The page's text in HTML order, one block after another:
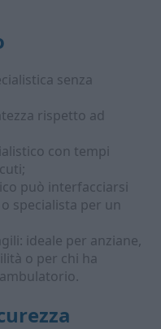
senza
rispetto ad
con tempi
può interfacciarsi
specialista per un
ideale per anziane,
o per chi ha